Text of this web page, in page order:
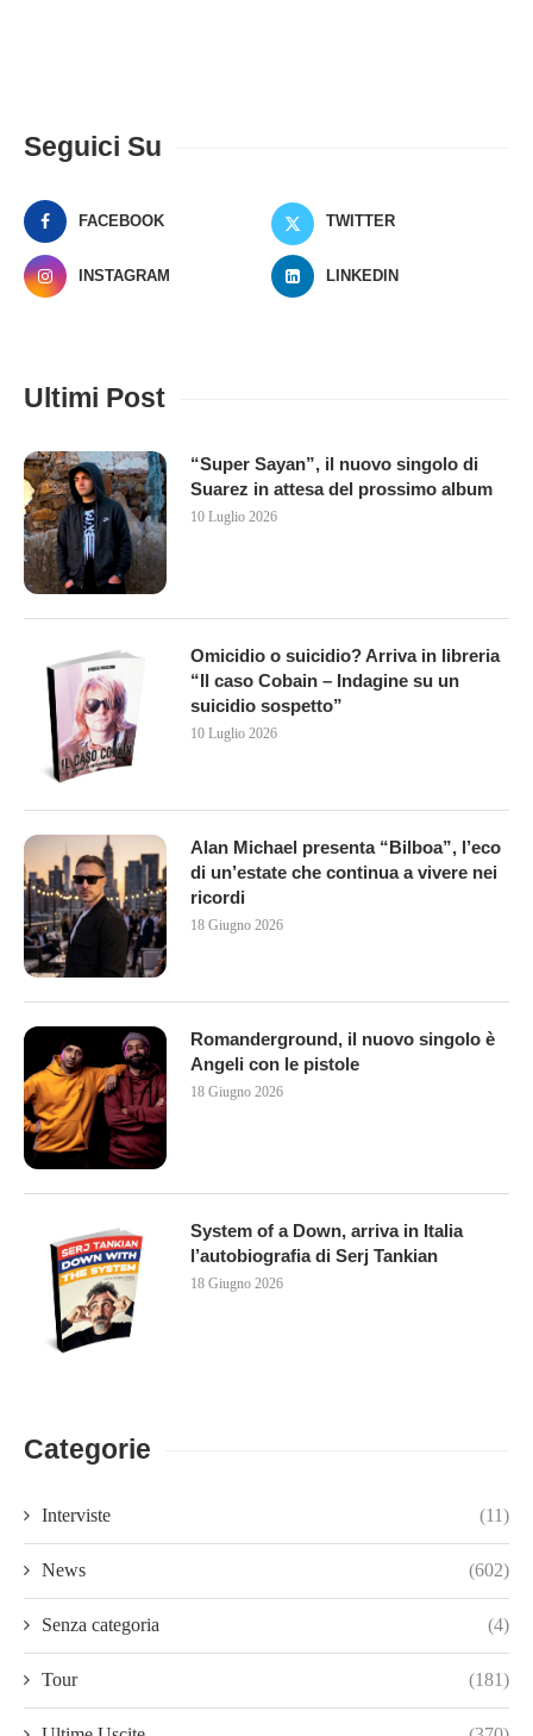
Seguici Su
FACEBOOK TWITTER
INSTAGRAM LINKEDIN
Ultimi Post
“Super Sayan”, il nuovo singolo di
Suarez in attesa del prossimo album
10 Luglio 2026
Omicidio o suicidio? Arriva in libreria
“Il caso Cobain – Indagine su un
suicidio sospetto”
10 Luglio 2026
Alan Michael presenta “Bilboa”, l’eco
di un’estate che continua a vivere nei
ricordi
18 Giugno 2026
Romanderground, il nuovo singolo è
Angeli con le pistole
18 Giugno 2026
System of a Down, arriva in Italia
l’autobiografia di Serj Tankian
18 Giugno 2026
Categorie
Interviste (11)
News (602)
Senza categoria (4)
Tour (181)